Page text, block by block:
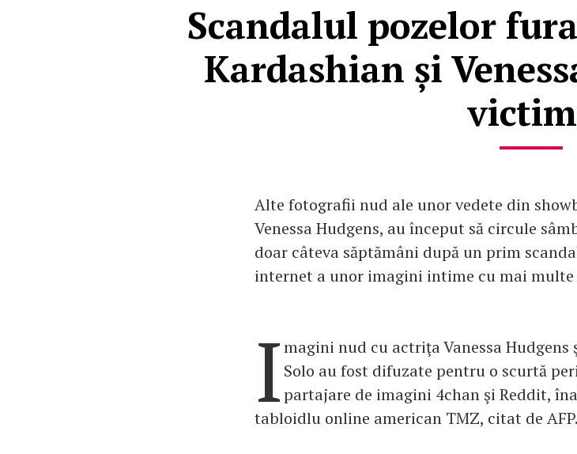
Scandalul pozelor
Kardashian și
Alte fotografii nud ale unor vedete din
Venessa Hudgens, au început să circule
doar câteva săptămâni după un prim
internet a unor imagini intime cu mai
Imagini nud cu actriţa Vanessa
Solo au fost difuzate pentru o scurtă
partajare de imagini 4chan şi Reddit,
tabloidlu online american TMZ, citat de AFP.